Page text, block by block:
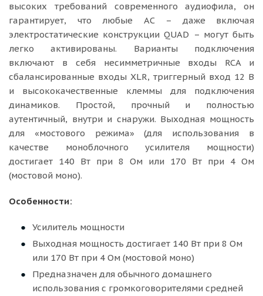
высоких требований современного аудиофила, он
гарантирует, что любые АС – даже включая
электростатические конструкции QUAD – могут быть
легко активированы. Варианты подключения
включают в себя несимметричные входы RCA и
сбалансированные входы XLR, триггерный вход 12 В
и высококачественные клеммы для подключения
динамиков. Простой, прочный и полностью
аутентичный, внутри и снаружи. Выходная мощность
для «мостового режима» (для использования в
качестве моноблочного усилителя мощности)
достигает 140 Вт при 8 Ом или 170 Вт при 4 Ом
(мостовой моно).
Особенности:
Усилитель мощности
Выходная мощность достигает 140 Вт при 8 Ом
или 170 Вт при 4 Ом (мостовой моно)
Предназначен для обычного домашнего
использования с громкоговорителями средней